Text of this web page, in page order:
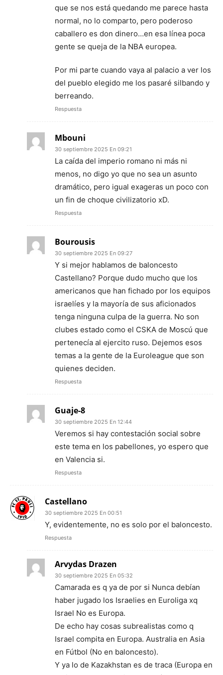
que se nos está quedando me parece hasta
normal, no lo comparto, pero poderoso
caballero es don dinero…en esa línea poca
gente se queja de la NBA europea.
Por mi parte cuando vaya al palacio a ver los
del pueblo elegido me los pasaré silbando y
berreando.
Respuesta
Mbouni
30 septiembre 2025 En 09:21
La caída del imperio romano ni más ni
menos, no digo yo que no sea un asunto
dramático, pero igual exageras un poco con
un fin de choque civilizatorio xD.
Respuesta
Bourousis
30 septiembre 2025 En 09:27
Y si mejor hablamos de baloncesto
Castellano? Porque dudo mucho que los
americanos que han fichado por los equipos
israelíes y la mayoría de sus aficionados
tenga ninguna culpa de la guerra. No son
clubes estado como el CSKA de Moscú que
pertenecía al ejercito ruso. Dejemos esos
temas a la gente de la Euroleague que son
quienes deciden.
Respuesta
Guaje-8
30 septiembre 2025 En 12:44
Veremos si hay contestación social sobre
este tema en los pabellones, yo espero que
en Valencia si.
Respuesta
Castellano
30 septiembre 2025 En 00:51
Y, evidentemente, no es solo por el baloncesto.
Respuesta
Arvydas Drazen
30 septiembre 2025 En 05:32
Camarada es q ya de por si Nunca debían
haber jugado los Israelies en Euroliga xq
Israel No es Europa.
De echo hay cosas subrealistas como q
Israel compita en Europa. Australia en Asia
en Fútbol (No en baloncesto).
Y ya lo de Kazakhstan es de traca (Europa en